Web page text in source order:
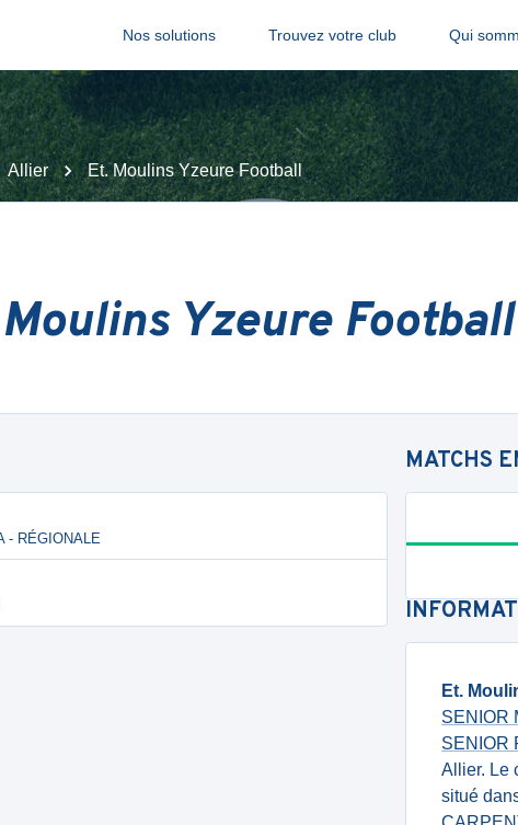
Nos solutions Trouvez votre club Qui
Allier Et. Moulins Yzeure Football
Yzeure Football
- RÉGIONALE
MATCHS
Et.
SENIOR
SENIOR
Allier. Le
situé